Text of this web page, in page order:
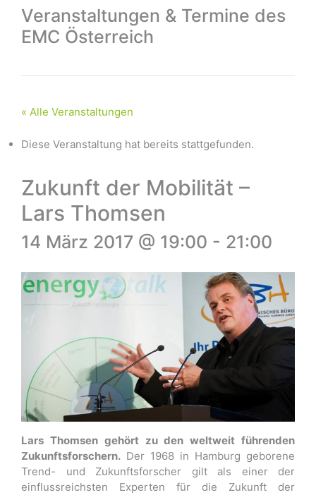
Veranstaltungen & Termine des
EMC Österreich
« Alle Veranstaltungen
Diese Veranstaltung hat bereits stattgefunden.
Zukunft der Mobilität –
Lars Thomsen
14 März 2017 @ 19:00 - 21:00
Lars Thomsen gehört zu den weltweit führenden
Zukunftsforschern. Der 1968 in Hamburg geborene
Trend- und Zukunftsforscher gilt als einer der
einflussreichsten Experten für die Zukunft der